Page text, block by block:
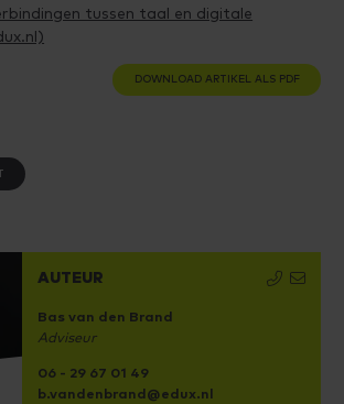
tussen taal en digitale
DOWNLOAD ARTIKEL ALS PDF
AUTEUR
Bas van den Brand
Adviseur
06 - 29 67 01 49
b.vandenbrand@edux.nl